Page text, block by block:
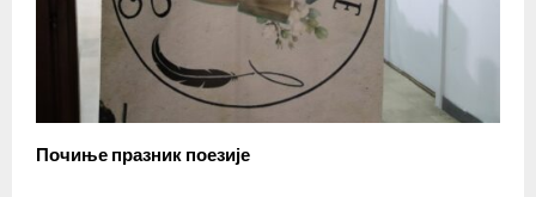
Почиње празник поезије